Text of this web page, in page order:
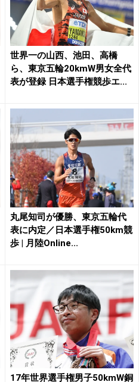
世界一の山西、池田、高橋
ら、東京五輪20kmW男女全代
表が登録 日本選手権競歩エ...
丸尾知司が優勝、東京五輪代
表に内定／日本選手権50km競
歩 | 月陸Online...
17年世界選手権男子50kmW銅